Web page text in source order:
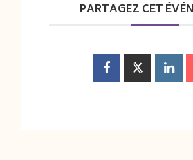
PARTAGEZ CET